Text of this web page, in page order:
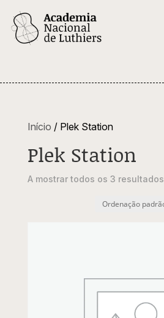
Início / Plek Station
Plek Station
A mostrar todos os 3 resultados